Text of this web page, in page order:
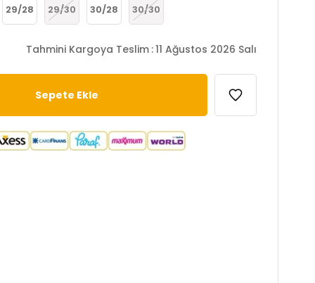
29/28 29/30 30/28 30/30
Tahmini Kargoya Teslim :11 Ağustos 2026 Salı